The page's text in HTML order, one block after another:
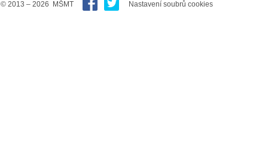
© 2013 – 2026 MŠMT Nastavení soubrů cookies